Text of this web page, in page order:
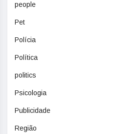
people
Pet
Polícia
Política
politics
Psicologia
Publicidade
Região